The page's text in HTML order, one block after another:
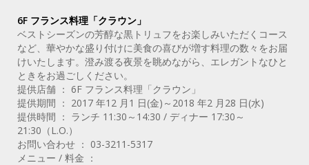
6F フランス料理「クラウン」
ベストシーズンの芳醇な黒トリュフをお楽しみいただくコース
など、華やかな盛り付けに美食の喜びが増す料理の数々をお届
けいたします。澄み渡る夜景を眺めながら、エレガントなひと
ときをお過ごしください。
提供店舗 ： 6F フランス料理「クラウン」
提供期間 ： 2017 年12 月1 日(金)～2018 年2 月28 日(水)
提供時間 ： ランチ 11:30～14:30 / ディナー 17:30～
21:30（L.O.）
お問い合わせ ： 03-3211-5317
メニュー / 料金 ：